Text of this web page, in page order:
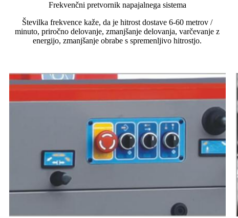
Frekvenčni pretvornik napajalnega sistema
Številka frekvence kaže, da je hitrost dostave 6-60 metrov /
minuto, priročno delovanje, zmanjšanje delovanja, varčevanje z
energijo, zmanjšanje obrabe s spremenljivo hitrostjo.